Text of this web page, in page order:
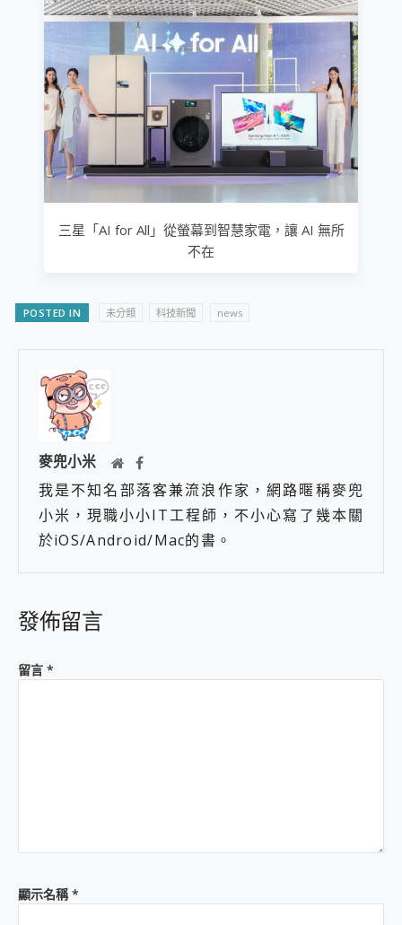
三星「AI for All」從螢幕到智慧家電，讓 AI 無所
不在
POSTED IN 未分類 科技新聞 news
麥兜小米
我是不知名部落客兼流浪作家，網路暱稱麥兜
小米，現職小小IT工程師，不小心寫了幾本關
於iOS/Android/Mac的書。
發佈留言
留言 *
顯示名稱*